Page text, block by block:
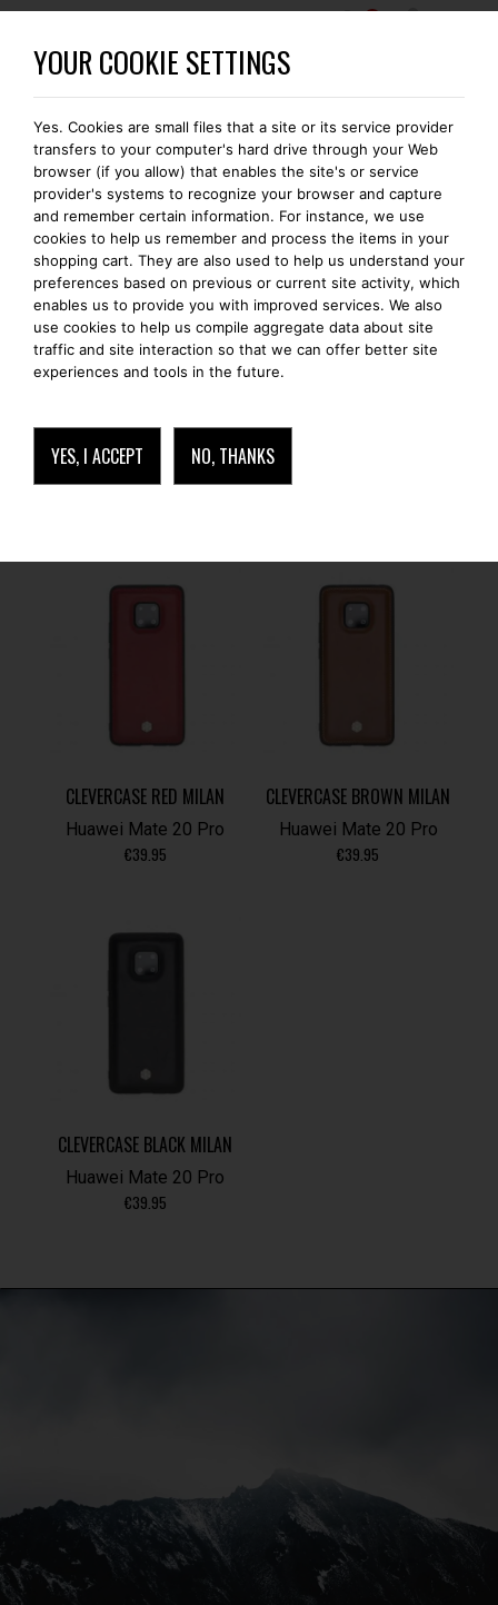
GRATIS VERZENDING IN HEEL EUROPA
HUAWEI MATE 20
PRO
HUAWEI MATE 20 PRO
CLEVERCASE RED MILAN
Huawei Mate 20 Pro
€39.95
CLEVERCASE BROWN MILAN
Huawei Mate 20 Pro
€39.95
CLEVERCASE BLACK MILAN
Huawei Mate 20 Pro
€39.95
YOUR COOKIE SETTINGS
Yes. Cookies are small files that a site or its service provider
transfers to your computer's hard drive through your Web
browser (if you allow) that enables the site's or service
provider's systems to recognize your browser and capture
and remember certain information. For instance, we use
cookies to help us remember and process the items in your
shopping cart. They are also used to help us understand your
preferences based on previous or current site activity, which
enables us to provide you with improved services. We also
use cookies to help us compile aggregate data about site
traffic and site interaction so that we can offer better site
experiences and tools in the future.
YES, I ACCEPT NO, THANKS